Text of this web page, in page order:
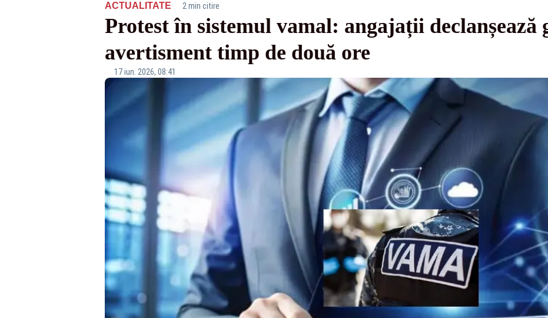
ACTUALITATE· 2 min citire
Protest în sistemul vamal: angajații declanșează
avertisment timp de două ore
17 iun. 2026, 08:41